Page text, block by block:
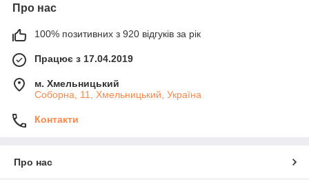
Про нас
100% позитивних з 920 відгуків за рік
Працює з 17.04.2019
м. Хмельницький
Соборна, 11, Хмельницький, Україна
Контакти
Про нас